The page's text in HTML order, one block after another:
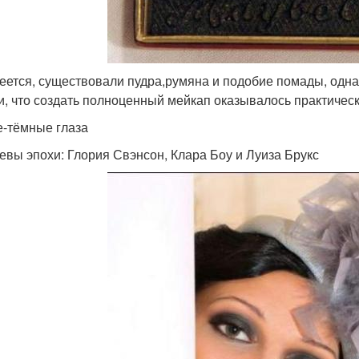
существовали пудра,румяна и подобие помады,
что создать полноценный мейкап оказывалось
тёмные глаза
эпохи: Глория Свэнсон, Клара Боу и Луиза Брукс